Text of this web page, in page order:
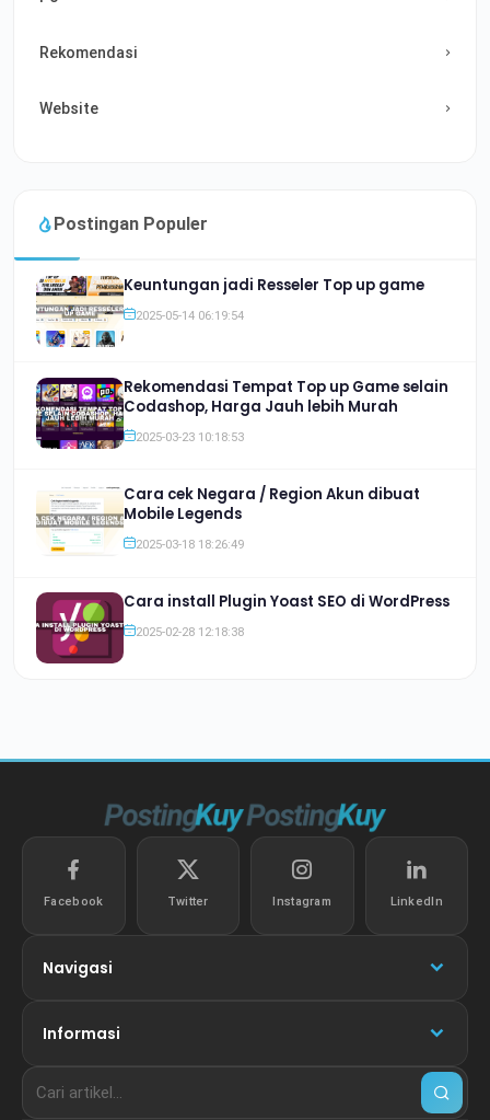
Rekomendasi
Website
Postingan Populer
Keuntungan jadi Resseler Top up game
2025-05-14 06:19:54
Rekomendasi Tempat Top up Game selain
Codashop, Harga Jauh lebih Murah
2025-03-23 10:18:53
Cara cek Negara / Region Akun dibuat
Mobile Legends
2025-03-18 18:26:49
Cara install Plugin Yoast SEO di WordPress
2025-02-28 12:18:38
Facebook Twitter Instagram LinkedIn
Navigasi
Informasi